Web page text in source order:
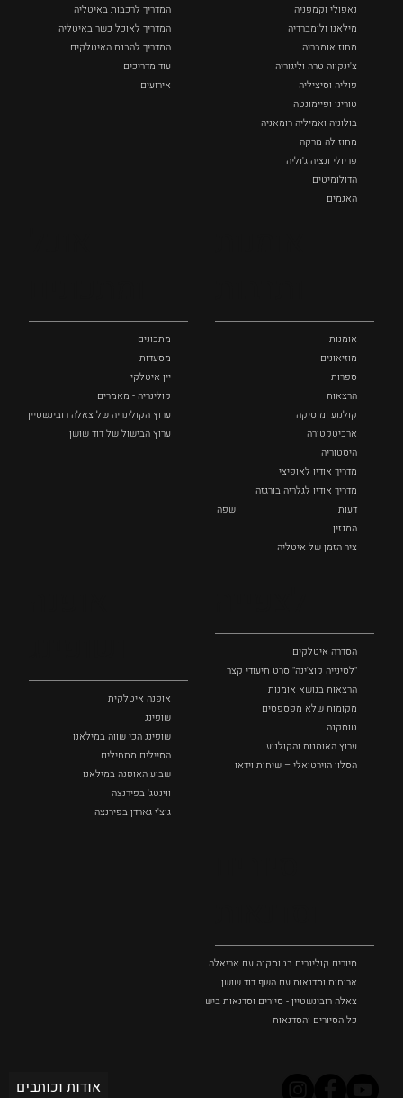
נאפולי‏ וקמפניה
מילאנו ולומברדיה
מחוז אומבריה
צ'ינקווה טרה וליגוריה
פוליה וסיציליה ‏
טורינו ופיימונטה
בולוניה ואמיליה רומאניה
מחוז לה מרקה
פריולי ונציה ג'וליה
הדולומיטים
האגמים
המדריך לרכבות באיטליה
המדריך לאוכל כשר באיטליה
המדריך להבנת האיטלקים
עוד מדריכים
אירועים
אומנות
מוזיאונים
ספרות
הרצאות
קולנוע ומוסיקה
ארכיטקטורה
היסטוריה
מדריך אודיו לאופיצי
מדריך אודיו לגלריה בורגזה
דעות
שפה
המגזין
ציר הזמן של איטליה
מתכונים
מסעדות
יין איטלקי
קולינריה - מאמרים
ערוץ הקולינריה של צאלה רובינשטיין
ערוץ הבישול של דוד שושן
הסדרה איטלקים
"לסינייה קוצ'ינה" סרט תיעודי קצר
הרצאות בנושא אומנות
מקומות שלא מפספסים
טוסקנה
ערוץ האומנות והקולנוע
הסלון הוירטואלי – שיחות וידאו
אופנה איטלקית
שופינג
שופינג הכי שווה במילאנו
הסיילים מתחילים
שבוע האופנה במילאנו
ווינטג' בפירנצה
גוצ'י גארדן בפירנצה
סיורים קולינרים בטוסקנה עם אריאלה בנקיר
ארוחות וסדנאות עם השף דוד שושן
צאלה רובינשטיין - סיורים וסדנאות בישול בטוסקנה
כל הסיורים והסדנאות
אודות וכותבים